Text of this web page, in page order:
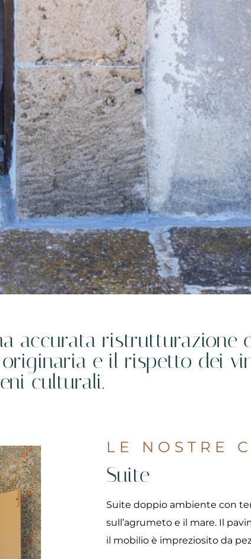
accurata ristrutturazione
e il rispetto dei
culturali.
LE NOSTRE
Suite
Suite doppio ambiente con
sull’agrumeto e il mare. Il
il mobilio è impreziosito da